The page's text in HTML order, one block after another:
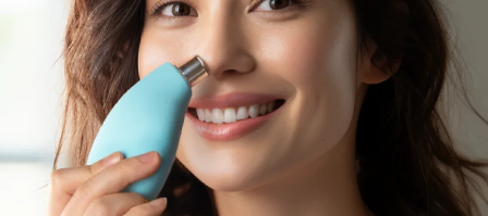
Mina enheter
Mina beställningar
Mina adresser
Mina prenumerationer
FAQ™ Pure Beauty-Tech Elixir
issa™ Teeth Whitening Set
English Deutsch
Español
Français
Italiano
Português
Polski
Svenska
Русский
Türkçe
简体中文 繁體中文